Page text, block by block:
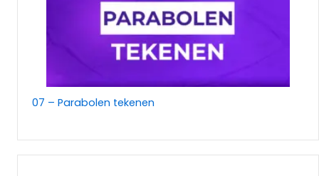
07 – Parabolen tekenen